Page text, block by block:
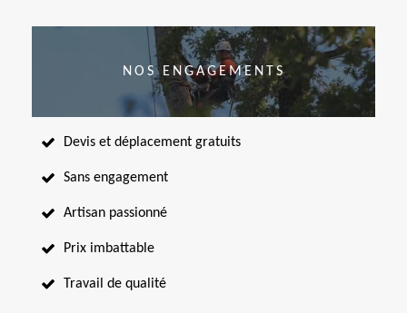
NOS ENGAGEMENTS
Devis et déplacement gratuits
Sans engagement
Artisan passionné
Prix imbattable
Travail de qualité